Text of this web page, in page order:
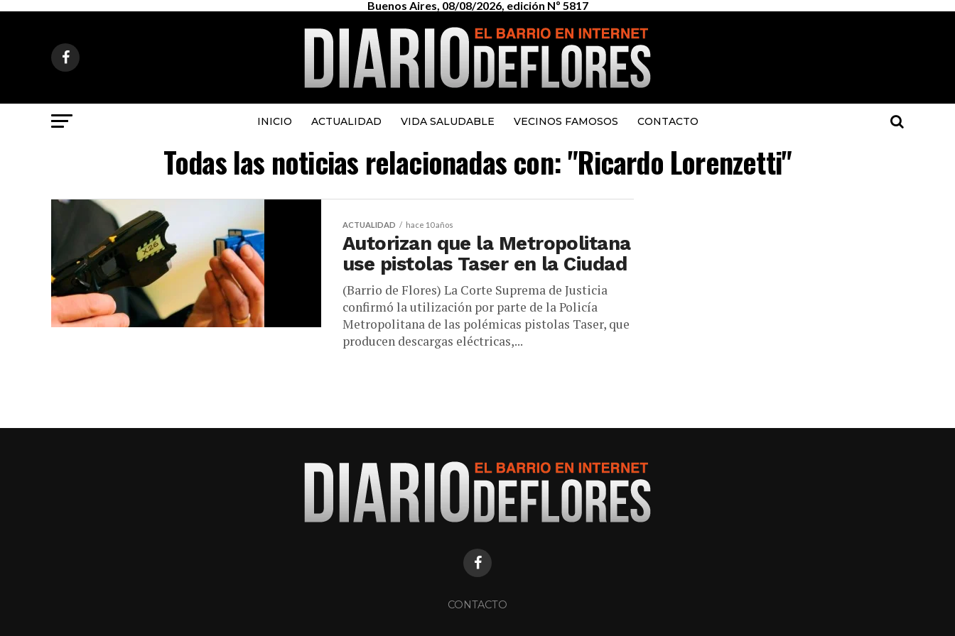
Buenos Aires, 08/08/2026, edición Nº 5817
INICIO ACTUALIDAD VIDA SALUDABLE VECINOS FAMOSOS CONTACTO
Todas las noticias relacionadas con: "Ricardo Lorenzetti"
ACTUALIDAD hace 10 años
Autorizan que la Metropolitana
use pistolas Taser en la Ciudad
(Barrio de Flores) La Corte Suprema de Justicia
confirmó la utilización por parte de la Policía
Metropolitana de las polémicas pistolas Taser, que
producen descargas eléctricas,...
CONTACTO